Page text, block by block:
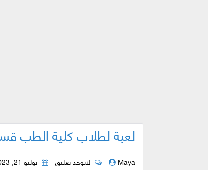
لعبة لطلاب كلية الطب
Maya لايوجد تعليق يوليو 21, 2023